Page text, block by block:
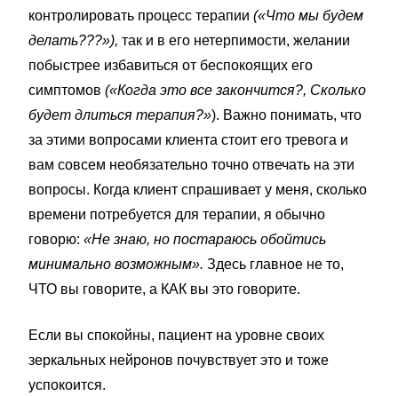
контролировать процесс терапии («Что мы будем
делать???»), так и в его нетерпимости, желании
побыстрее избавиться от беспокоящих его
симптомов («Когда это все закончится?, Сколько
будет длиться терапия?»). Важно понимать, что
за этими вопросами клиента стоит его тревога и
вам совсем необязательно точно отвечать на эти
вопросы. Когда клиент спрашивает у меня, сколько
времени потребуется для терапии, я обычно
говорю: «Не знаю, но постараюсь обойтись
минимально возможным». Здесь главное не то,
ЧТО вы говорите, а КАК вы это говорите.
Если вы спокойны, пациент на уровне своих
зеркальных нейронов почувствует это и тоже
успокоится.